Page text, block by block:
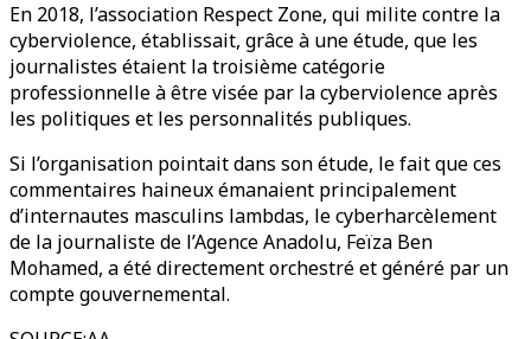
En 2018, l’association Respect Zone, qui milite contre la
cyberviolence, établissait, grâce à une étude, que les
journalistes étaient la troisième catégorie
professionnelle à être visée par la cyberviolence après
les politiques et les personnalités publiques.
Si l’organisation pointait dans son étude, le fait que ces
commentaires haineux émanaient principalement
d’internautes masculins lambdas, le cyberharcèlement
de la journaliste de l’Agence Anadolu, Feïza Ben
Mohamed, a été directement orchestré et généré par un
compte gouvernemental.